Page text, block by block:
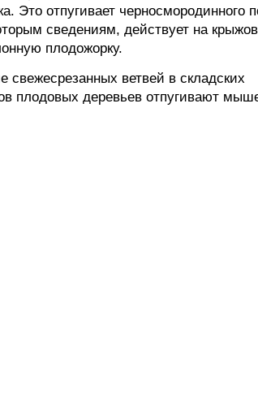
Это отпугивает черносмородинного
сведениям, действует на
плодожорку.
свежесрезанных ветвей в складских
плодовых деревьев отпугивают